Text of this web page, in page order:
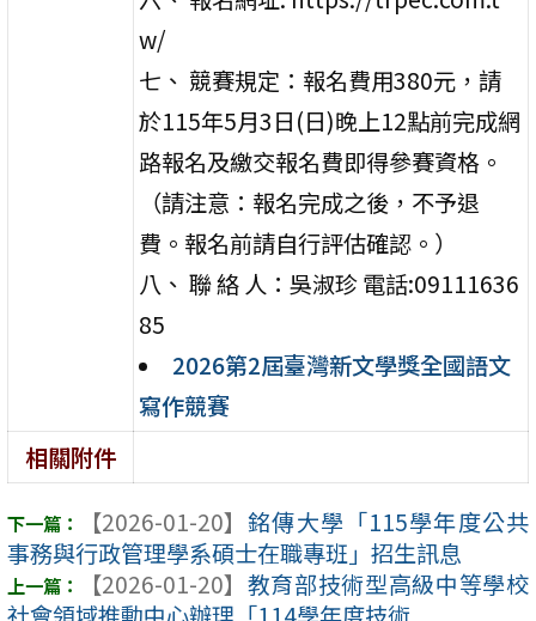
w/
七、 競賽規定：報名費用380元，請
於115年5月3日(日)晚上12點前完成網
路報名及繳交報名費即得參賽資格。
（請注意：報名完成之後，不予退
費。報名前請自行評估確認。）
八、 聯 絡 人：吳淑珍 電話:09111636
85
2026第2屆臺灣新文學獎全國語文
寫作競賽
相關附件
【2026-01-20】 銘傳大學「115學年度公共
事務與行政管理學系碩士在職專班」招生訊息
【2026-01-20】 教育部技術型高級中等學校